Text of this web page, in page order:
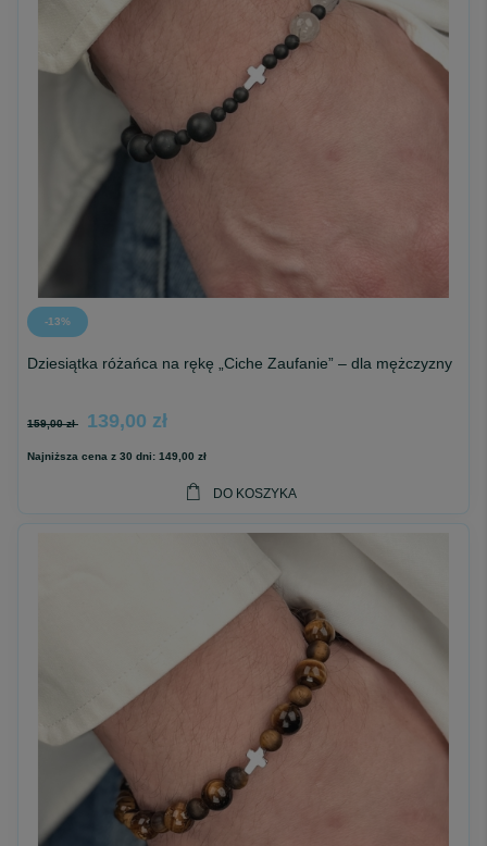
-13%
Dziesiątka różańca na rękę „Ciche Zaufanie” – dla mężczyzny
159,00 zł 139,00 zł
Najniższa cena z 30 dni: 149,00 zł
DO KOSZYKA